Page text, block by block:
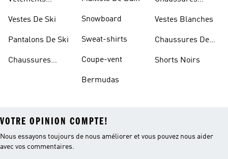
Vestes De Ski
Pantalons De Ski
Chaussures
Snowboard
Sweat-shirts
Coupe-vent
Bermudas
Vestes Blanches
Chaussures De
Shorts Noirs
VOTRE OPINION COMPTE!
Nous essayons toujours de nous améliorer et vous pouvez nous aider
avec vos commentaires.